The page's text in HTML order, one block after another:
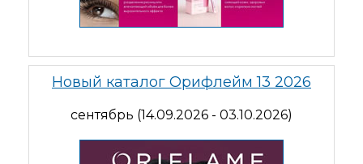
Новый каталог Орифлейм 13 2026
сентябрь (14.09.2026 - 03.10.2026)